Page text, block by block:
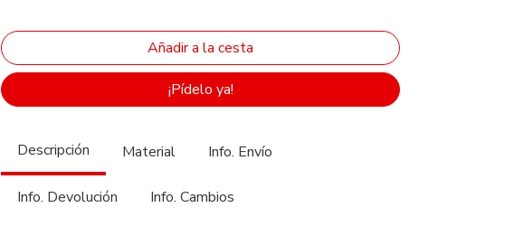
¡Pídelo ya!
Descripción Material Info. Envío
Info. Devolución Info. Cambios